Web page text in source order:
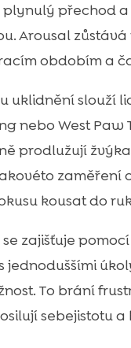
plynulý přechod
Arousal
obdobím a
uklidnění slouží
nebo West Paw
prodlužují
zaměření
kousat do
zajišťuje
jednoduššími
To brání
sebejistotu a